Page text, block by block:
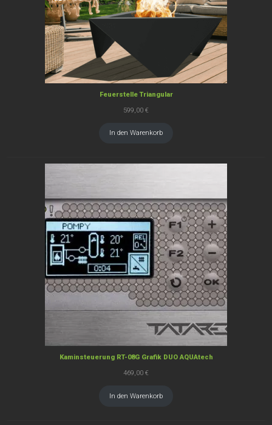
Feuerstelle Triangular
599,00 €
In den Warenkorb
Kaminsteuerung RT-08G Grafik DUO AQUAtech
469,00 €
In den Warenkorb